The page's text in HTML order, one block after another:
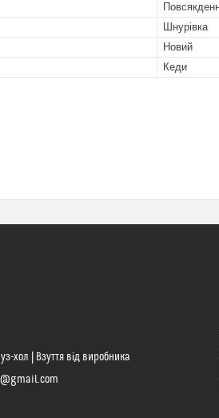
Шнурівка
Новий
Кеди
хол | Взуття від виробника